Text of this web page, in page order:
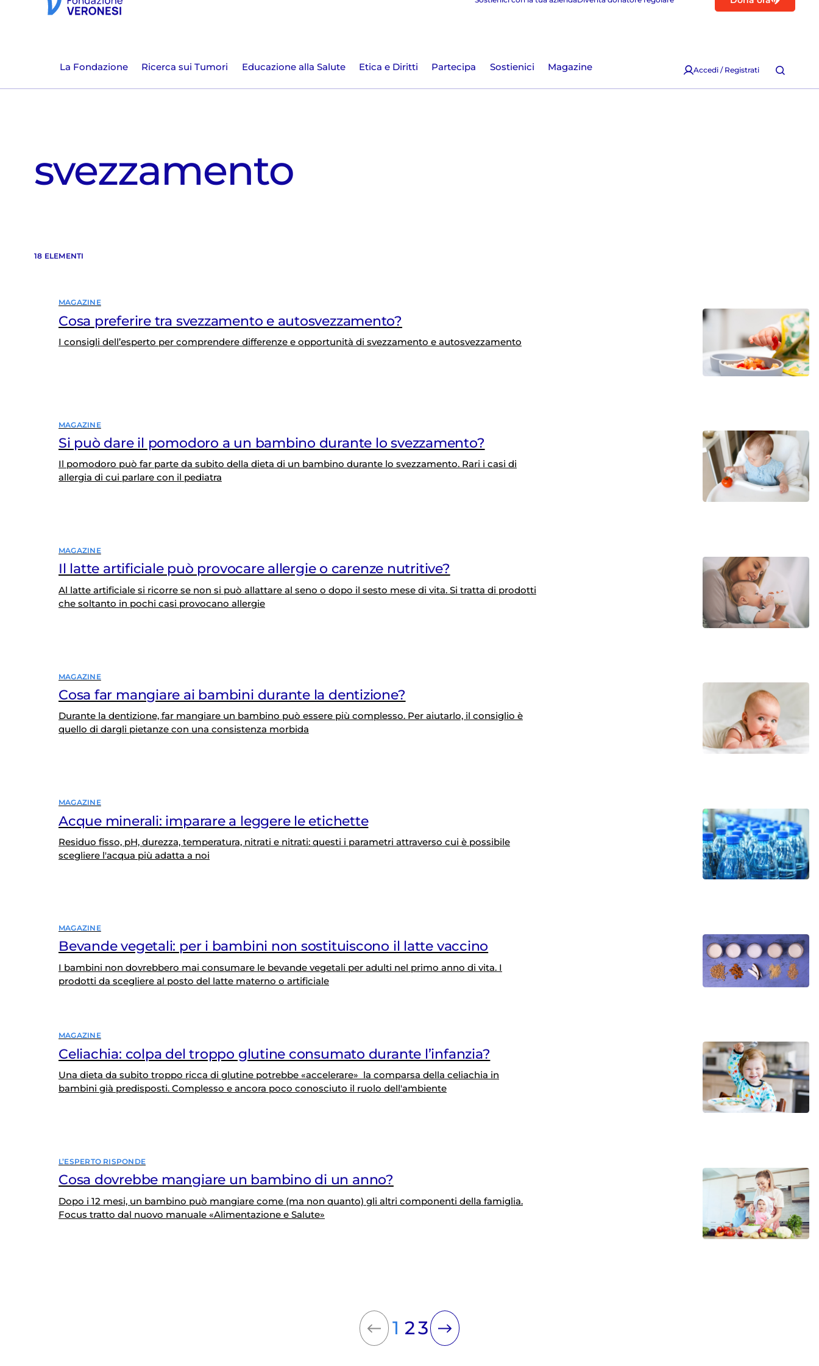
La Fondazione Ricerca sui Tumori Educazione alla Salute Etica e Diritti Partecipa Sostienici Magazine Accedi / Registrati
svezzamento
18 ELEMENTI
MAGAZINE
Cosa preferire tra svezzamento e autosvezzamento?
I consigli dell’esperto per comprendere differenze e opportunità di svezzamento e autosvezzamento
MAGAZINE
Si può dare il pomodoro a un bambino durante lo svezzamento?
Il pomodoro può far parte da subito della dieta di un bambino durante lo svezzamento. Rari i casi di
allergia di cui parlare con il pediatra
MAGAZINE
Il latte artificiale può provocare allergie o carenze nutritive?
Al latte artificiale si ricorre se non si può allattare al seno o dopo il sesto mese di vita. Si tratta di prodotti
che soltanto in pochi casi provocano allergie
MAGAZINE
Cosa far mangiare ai bambini durante la dentizione?
Durante la dentizione, far mangiare un bambino può essere più complesso. Per aiutarlo, il consiglio è
quello di dargli pietanze con una consistenza morbida
MAGAZINE
Acque minerali: imparare a leggere le etichette
Residuo fisso, pH, durezza, temperatura, nitrati e nitrati: questi i parametri attraverso cui è possibile
scegliere l'acqua più adatta a noi
MAGAZINE
Bevande vegetali: per i bambini non sostituiscono il latte vaccino
I bambini non dovrebbero mai consumare le bevande vegetali per adulti nel primo anno di vita. I
prodotti da scegliere al posto del latte materno o artificiale
MAGAZINE
Celiachia: colpa del troppo glutine consumato durante l’infanzia?
Una dieta da subito troppo ricca di glutine potrebbe «accelerare» la comparsa della celiachia in
bambini già predisposti. Complesso e ancora poco conosciuto il ruolo dell'ambiente
L’ESPERTO RISPONDE
Cosa dovrebbe mangiare un bambino di un anno?
Dopo i 12 mesi, un bambino può mangiare come (ma non quanto) gli altri componenti della famiglia.
Focus tratto dal nuovo manuale «Alimentazione e Salute»
1 23